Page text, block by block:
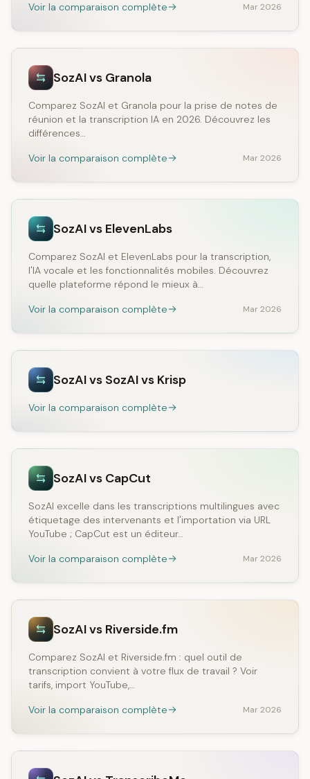
Voir la comparaison complète
Mar 2026
SozAI vs Granola
Comparez SozAI et Granola pour la prise de notes de
réunion et la transcription IA en 2026. Découvrez les
différences…
Voir la comparaison complète
Mar 2026
SozAI vs ElevenLabs
Comparez SozAI et ElevenLabs pour la transcription,
l'IA vocale et les fonctionnalités mobiles. Découvrez
quelle plateforme répond le mieux à…
Voir la comparaison complète
Mar 2026
SozAI vs SozAI vs Krisp
Voir la comparaison complète
SozAI vs CapCut
SozAI excelle dans les transcriptions multilingues avec
étiquetage des intervenants et l'importation via URL
YouTube ; CapCut est un éditeur…
Voir la comparaison complète
Mar 2026
SozAI vs Riverside.fm
Comparez SozAI et Riverside.fm : quel outil de
transcription convient à votre flux de travail ? Voir
tarifs, import YouTube,…
Voir la comparaison complète
Mar 2026